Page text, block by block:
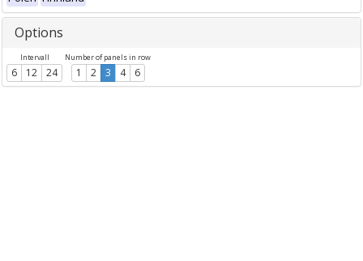
Options
Intervall
6 12 24
Number of panels in row
1 2 3 4 6